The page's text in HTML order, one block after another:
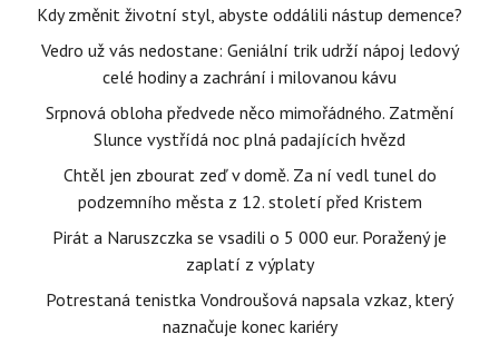
Kdy změnit životní styl, abyste oddálili nástup demence?
Vedro už vás nedostane: Geniální trik udrží nápoj ledový
celé hodiny a zachrání i milovanou kávu
Srpnová obloha předvede něco mimořádného. Zatmění
Slunce vystřídá noc plná padajících hvězd
Chtěl jen zbourat zeď v domě. Za ní vedl tunel do
podzemního města z 12. století před Kristem
Pirát a Naruszczka se vsadili o 5 000 eur. Poražený je
zaplatí z výplaty
Potrestaná tenistka Vondroušová napsala vzkaz, který
naznačuje konec kariéry